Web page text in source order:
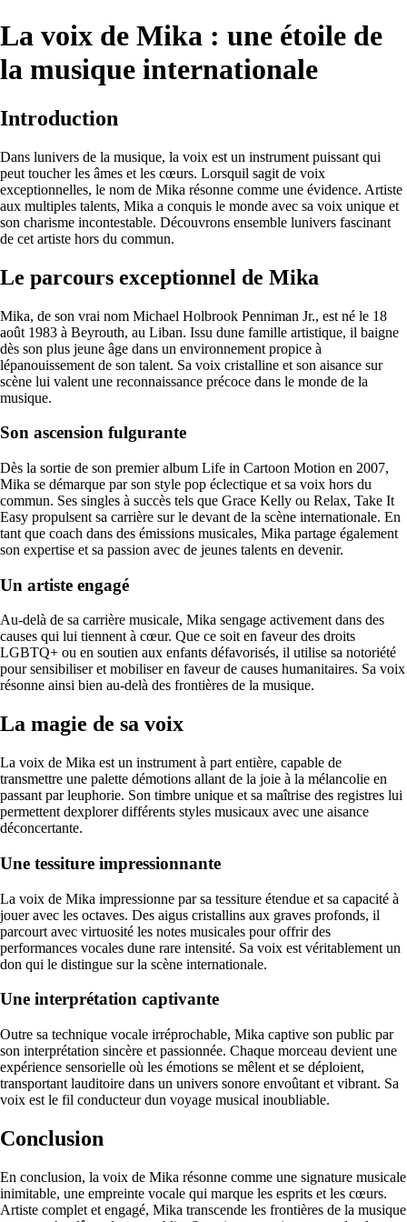
La voix de Mika : une étoile de
la musique internationale
Introduction
Dans lunivers de la musique, la voix est un instrument puissant qui
peut toucher les âmes et les cœurs. Lorsquil sagit de voix
exceptionnelles, le nom de Mika résonne comme une évidence. Artiste
aux multiples talents, Mika a conquis le monde avec sa voix unique et
son charisme incontestable. Découvrons ensemble lunivers fascinant
de cet artiste hors du commun.
Le parcours exceptionnel de Mika
Mika, de son vrai nom Michael Holbrook Penniman Jr., est né le 18
août 1983 à Beyrouth, au Liban. Issu dune famille artistique, il baigne
dès son plus jeune âge dans un environnement propice à
lépanouissement de son talent. Sa voix cristalline et son aisance sur
scène lui valent une reconnaissance précoce dans le monde de la
musique.
Son ascension fulgurante
Dès la sortie de son premier album Life in Cartoon Motion en 2007,
Mika se démarque par son style pop éclectique et sa voix hors du
commun. Ses singles à succès tels que Grace Kelly ou Relax, Take It
Easy propulsent sa carrière sur le devant de la scène internationale. En
tant que coach dans des émissions musicales, Mika partage également
son expertise et sa passion avec de jeunes talents en devenir.
Un artiste engagé
Au-delà de sa carrière musicale, Mika sengage activement dans des
causes qui lui tiennent à cœur. Que ce soit en faveur des droits
LGBTQ+ ou en soutien aux enfants défavorisés, il utilise sa notoriété
pour sensibiliser et mobiliser en faveur de causes humanitaires. Sa voix
résonne ainsi bien au-delà des frontières de la musique.
La magie de sa voix
La voix de Mika est un instrument à part entière, capable de
transmettre une palette démotions allant de la joie à la mélancolie en
passant par leuphorie. Son timbre unique et sa maîtrise des registres lui
permettent dexplorer différents styles musicaux avec une aisance
déconcertante.
Une tessiture impressionnante
La voix de Mika impressionne par sa tessiture étendue et sa capacité à
jouer avec les octaves. Des aigus cristallins aux graves profonds, il
parcourt avec virtuosité les notes musicales pour offrir des
performances vocales dune rare intensité. Sa voix est véritablement un
don qui le distingue sur la scène internationale.
Une interprétation captivante
Outre sa technique vocale irréprochable, Mika captive son public par
son interprétation sincère et passionnée. Chaque morceau devient une
expérience sensorielle où les émotions se mêlent et se déploient,
transportant lauditoire dans un univers sonore envoûtant et vibrant. Sa
voix est le fil conducteur dun voyage musical inoubliable.
Conclusion
En conclusion, la voix de Mika résonne comme une signature musicale
inimitable, une empreinte vocale qui marque les esprits et les cœurs.
Artiste complet et engagé, Mika transcende les frontières de la musique